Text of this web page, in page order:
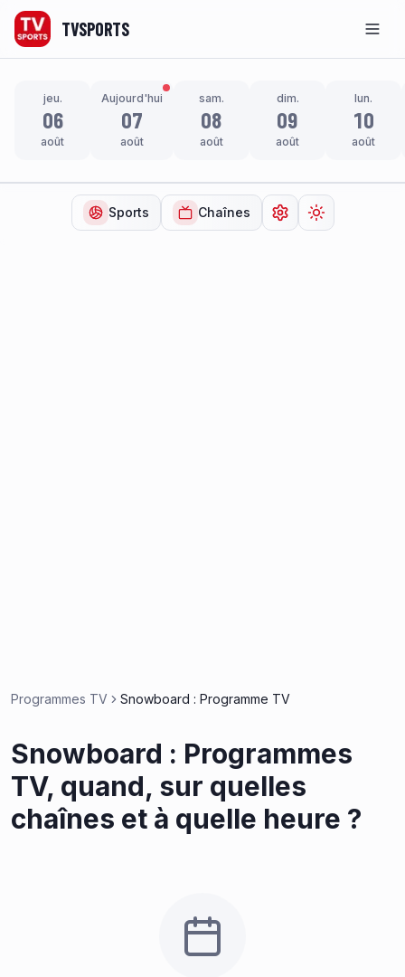
TVSPORTS
jeu.
06
août
Aujourd'hui
07
août
sam.
08
août
dim.
09
août
lun.
10
août
Sports Chaînes Ouvrir lesChanger de
Programmes TV Snowboard : Programme TV
Snowboard : Programmes
TV, quand, sur quelles
chaînes et à quelle heure ?